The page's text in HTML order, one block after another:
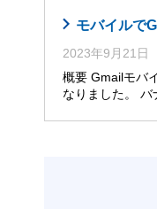
モバイルで
2023年9月21日
概要 Gmailモバ
なりました。